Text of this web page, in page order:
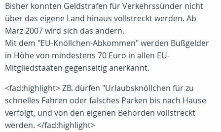
Bisher konnten Geldstrafen für Verkehrssünder nicht
über das eigene Land hinaus vollstreckt werden. Ab
März 2007 wird sich das ändern.
Mit dem "EU-Knöllchen-Abkommen" werden Bußgelder
in Höhe von mindestens 70 Euro in allen EU-
Mitgliedstaaten gegenseitig anerkannt.
<fad:highlight> ZB. dürfen "Urlaubsknöllchen für zu
schnelles Fahren oder falsches Parken bis nach Hause
verfolgt, und von den eigenen Behörden vollstreckt
werden. </fad:highlight>